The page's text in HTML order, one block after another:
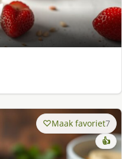
Maak favoriet7
👍